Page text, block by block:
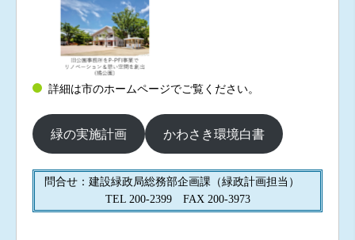
詳細は市のホームページでご覧ください。
緑の実施計画 かわさき環境白書
問合せ：建設緑政局総務部企画課（緑政計画担当）
TEL 200-2399 FAX 200-3973